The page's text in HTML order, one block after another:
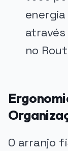
no
O arranjo